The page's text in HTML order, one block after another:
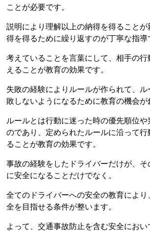
ことが必要です。
説明により理解以上の納得を得ること
得を得るために繰り返すのが丁寧な指導
考えていることを言葉にして、相手の
えることが教育の効果です。
失敗の経験によりルールが作られて、
敗しないようになるために教育の機会が
ルールとは行動に迷った時の優先順位や
のであり、定められたルールに沿って
ることが教育の効果です。
事故の経験をしたドライバーだけが、
に安全になることだけでなく。
全てのドライバーへの安全の教育によ
全を目指せる条件が整います。
よって、交通事故防止を含む安全におい